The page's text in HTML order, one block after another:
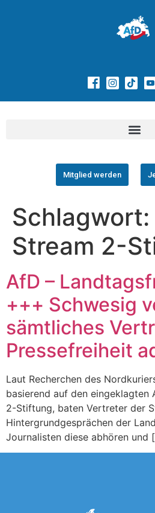
Mitglied werden
Schlagwort:
Stream 2-
AfD –
+++ Schwesig
sämtliches
Pressefreiheit
Laut Recherchen des
basierend auf den eingeklagten
2-Stiftung, baten Vertreter der
Hintergrundgesprächen der
Journalisten diese abhören und